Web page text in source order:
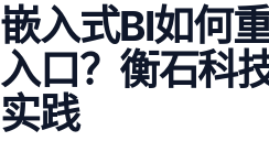
嵌入式BI如何
入口？衡石科
实践